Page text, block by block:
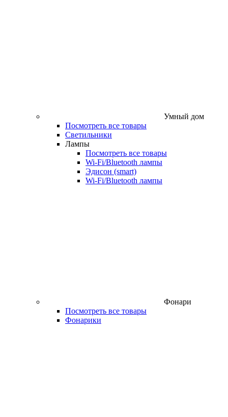
Умный дом
Посмотреть все товары
Светильники
Лампы
Посмотреть все товары
Wi‑Fi/Bluetooth лампы
Эдисон (smart)
Wi-Fi/Bluetooth лампы
Фонари
Посмотреть все товары
Фонарики